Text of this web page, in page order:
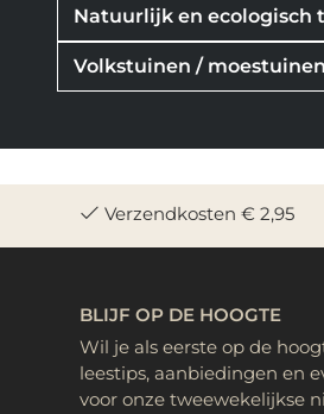
Natuurlijk en ecologisch
Volkstuinen /
Verzendkosten € 2,95
BLIJF OP DE HOOGTE
Wil je als eerste op de
leestips, aanbiedingen en
voor onze tweewekelijkse